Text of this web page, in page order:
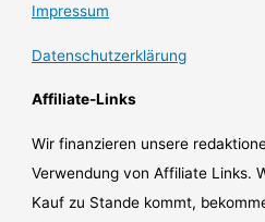
Impressum
Datenschutzerklärung
Affiliate-Links
Wir finanzieren unsere
Verwendung von Affiliate Links.
Kauf zu Stande kommt,